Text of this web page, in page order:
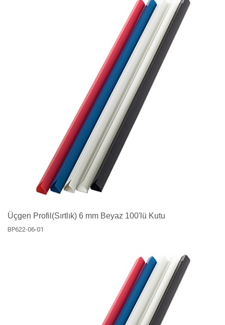
Üçgen Profil(Sırtlık) 6 mm Beyaz 100'lü Kutu
BP622-06-01